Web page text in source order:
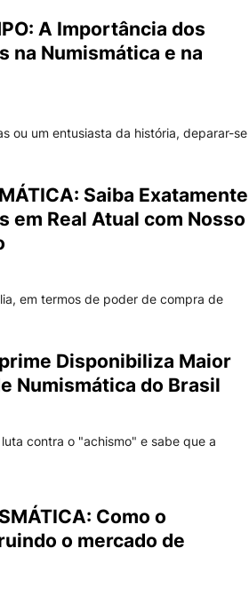
A Importância dos
na Numismática e na
ou um entusiasta da história, deparar-se
Saiba Exatamente
em Real Atual com Nosso
em termos de poder de compra de
Disponibiliza Maior
Numismática do Brasil
contra o "achismo" e sabe que a
Como o
o mercado de